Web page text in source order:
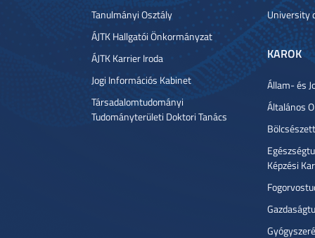
Tanulmányi Osztály
ÁJTK Hallgatói Önkormányzat
ÁJTK Karrier Iroda
Jogi Információs Kabinet
Társadalomtudományi
Tudományterületi Doktori Tanács
University
KAROK
Állam- és
Általános
Képzési